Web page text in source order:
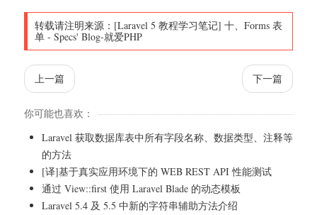
转载请注明来源： [Laravel 5 教程学习笔记] 十、Forms 表
单 - Specs' Blog-就爱PHP
上一篇 下一篇
你可能也喜欢：
Laravel 获取数据库表中所有字段名称、数据类型、注释等
的方法
[译]基于真实应用环境下的 WEB REST API 性能测试
通过 View::first 使用 Laravel Blade 的动态模板
Laravel 5.4 及 5.5 中新的字符串辅助方法介绍